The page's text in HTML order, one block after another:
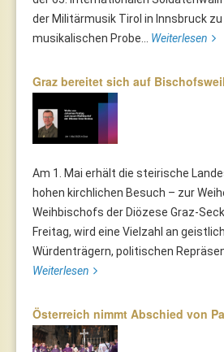
der Militärmusik Tirol in Innsbruck
musikalischen Probe... Weiterlesen
Graz bereitet sich auf
Am 1. Mai erhält die steirische
hohen kirchlichen Besuch – zur
Weihbischofs der Diözese Graz-
Freitag, wird eine Vielzahl an
Würdenträgern, politischen
Weiterlesen
Österreich nimmt Abschied von